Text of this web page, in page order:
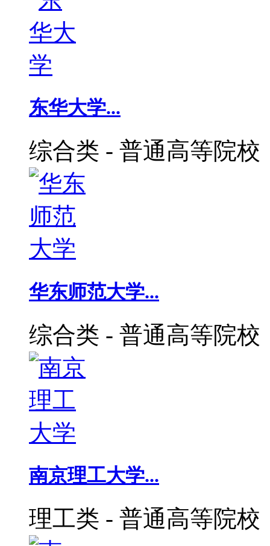
东华大学...
综合类 - 普通高等院校
华东师范大学...
综合类 - 普通高等院校
南京理工大学...
理工类 - 普通高等院校